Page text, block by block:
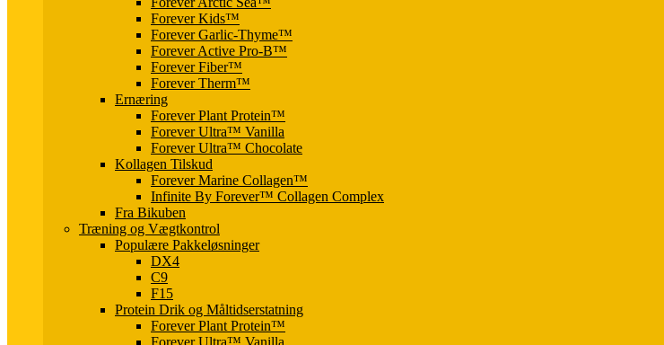
Forever Kids™
Forever Garlic-Thyme™
Forever Active Pro-B™
Forever Fiber™
Forever Therm™
Ernæring
Forever Plant Protein™
Forever Ultra™ Vanilla
Forever Ultra™ Chocolate
Kollagen Tilskud
Forever Marine Collagen™
Infinite By Forever™ Collagen Complex
Fra Bikuben
Træning og Vægtkontrol
Populære Pakkeløsninger
DX4
C9
F15
Protein Drik og Måltidserstatning
Forever Plant Protein™
Forever Ultra™ Vanilla